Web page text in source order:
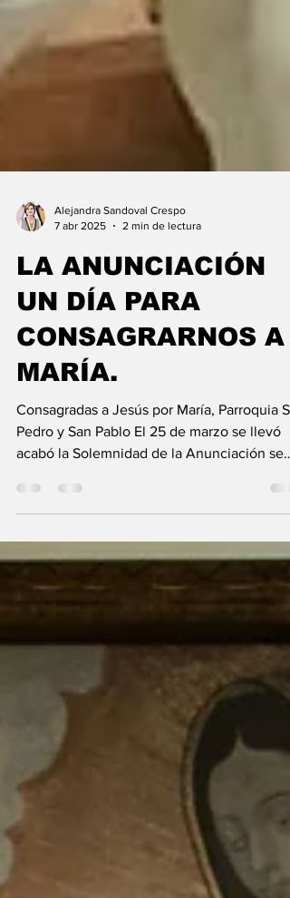
7 abr 2025
2 min de lectura
LA ANUNCIACIÓN
UN DÍA PARA
CONSAGRARNOS A
MARÍA.
Consagradas a Jesús por María, Parroquia
acabó la Solemnidad de la Anunciación se